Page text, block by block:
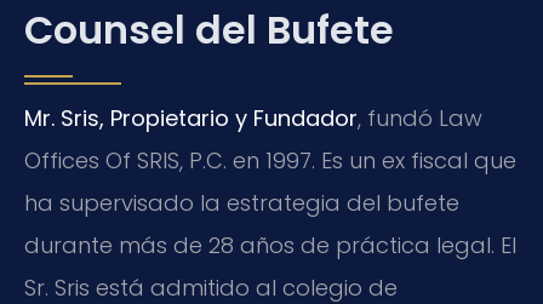
Counsel del Bufete
Mr. Sris, Propietario y Fundador, fundó Law
Offices Of SRIS, P.C. en 1997. Es un ex fiscal que
ha supervisado la estrategia del bufete
durante más de 28 años de práctica legal. El
Sr. Sris está admitido al colegio de